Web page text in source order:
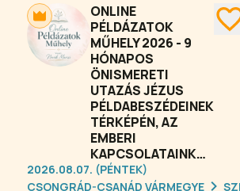
Attila, a zenét pedig az Artisjus-
Fonogram-díjas Bársony Bálint
biztosítja. Peller Károly rendezésében
a musical elejétől a végéig tele van
humorral, lendülettel és szvinges
hangulattal, garantálva a
szórakoztató és felejthetetlen
színpadi élményt minden korosztály
ONLINE
PÉLDÁZATOK
MŰHELY 2026 - 9
HÓNAPOS
ÖNISMERETI
UTAZÁS JÉZUS
PÉLDABESZÉDEINEK
TÉRKÉPÉN, AZ
EMBERI
KAPCSOLATAINKKAL
2026.08.07. (PÉNTEK)
CSONGRÁD-CSANÁD VÁRMEGYE